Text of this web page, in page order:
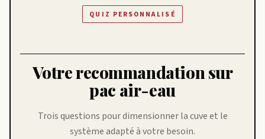
QUIZ PERSONNALISÉ
Votre recommandation sur
pac air-eau
Trois questions pour dimensionner la cuve et le
système adapté à votre besoin.